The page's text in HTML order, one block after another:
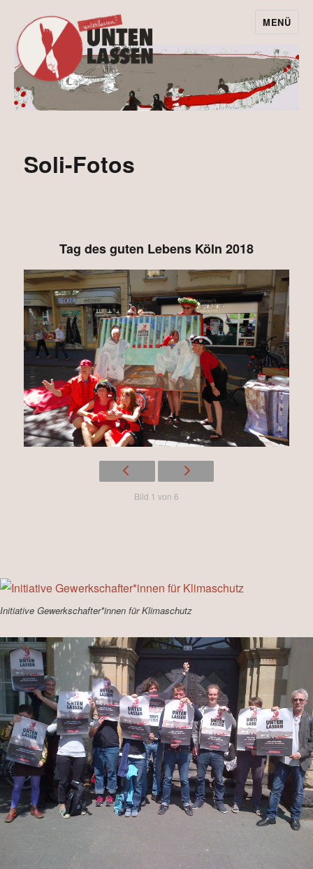
Kohle unten
lassen statt
unterlassen!
MENÜ
Soli-Fotos
Tag des guten Lebens Köln 2018
Bild 1 von 6
Initiative Gewerkschafter*innen für Klimaschutz